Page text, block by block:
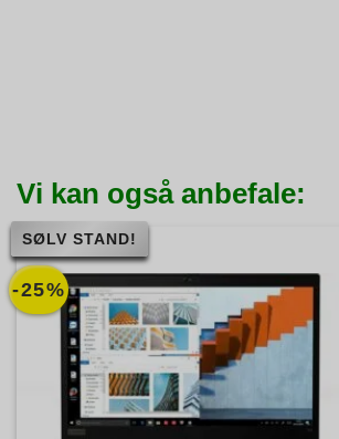
Vi kan også anbefale:
-25%
SØLV STAND!